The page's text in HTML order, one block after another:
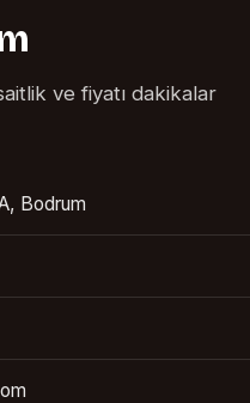
ve fiyatı dakikalar
Bodrum